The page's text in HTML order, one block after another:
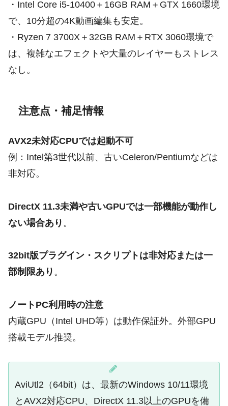
・Intel Core i5-10400＋16GB RAM＋GTX 1660環境
で、10分超の4K動画編集も安定。
・Ryzen 7 3700X＋32GB RAM＋RTX 3060環境で
は、複雑なエフェクトや大量のレイヤーもストレス
なし。
注意点・補足情報
AVX2未対応CPUでは起動不可
例：Intel第3世代以前、古いCeleron/Pentiumなどは
非対応。
DirectX 11.3未満や古いGPUでは一部機能が動作し
ない場合あり 。
32bit版プラグイン・スクリプトは非対応または一
部制限あり 。
ノートPC利用時の注意
内蔵GPU（Intel UHD等）は動作保証外。外部GPU
搭載モデル推奨。
AviUtl2（64bit）は、最新のWindows 10/11環境
とAVX2対応CPU、DirectX 11.3以上のGPUを備